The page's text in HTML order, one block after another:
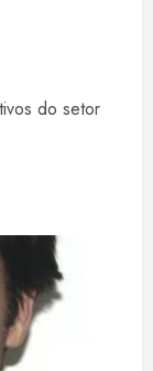
do setor